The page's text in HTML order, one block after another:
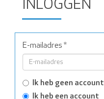
INLOGGEN
E-mailadres *
Ik heb geen account
Ik heb een account